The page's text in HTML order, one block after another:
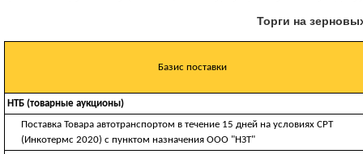
Торги на
Базис поставки
НТБ (товарные аукционы)
Поставка Товара автотранспортом в течение 15 дней на условиях CРТ
(Инкотермс 2020) с пунктом назначения ООО "НЗТ"